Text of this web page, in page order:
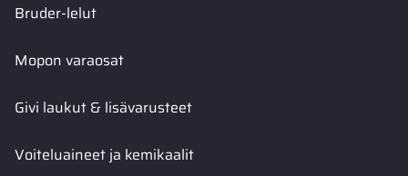
Bruder-lelut
Mopon varaosat
Givi laukut & lisävarusteet
Voiteluaineet ja kemikaalit